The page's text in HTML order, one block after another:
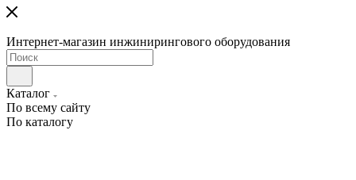
Интернет-магазин инжинирингового оборудования
Каталог
По всему сайту
По каталогу